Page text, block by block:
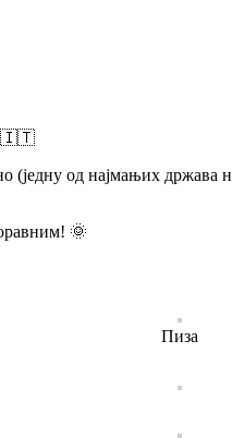
🇮🇹
од најмањих држава
🌞
Пиза